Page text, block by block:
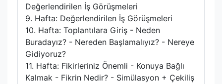
Değerlendirilen İş Görüşmeleri
9. Hafta: Değerlendirilen İş Görüşmeleri
10. Hafta: Toplantılara Giriş - Neden
Buradayız? - Nereden Başlamalıyız? - Nereye
Gidiyoruz?
11. Hafta: Fikirleriniz Önemli - Konuya Bağlı
Kalmak - Fikrin Nedir? - Simülasyon + Çekiliş